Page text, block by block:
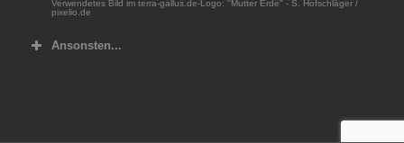
Verwendetes Bild im terra-gallus.de-Logo: "Mutter Erde" - S. Hofschläger /
pixelio.de
Ansonsten...